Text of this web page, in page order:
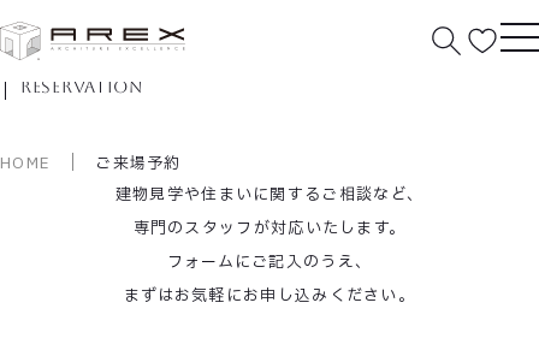
ご来場予約
reservation
HOME
ご来場予約
建物見学や住まいに関するご相談など、
専門のスタッフが対応いたします。
フォームにご記入のうえ、
まずはお気軽にお申し込みください。